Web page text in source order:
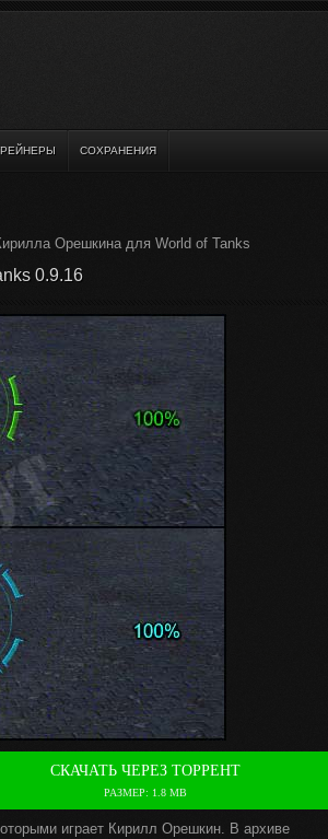
СОХРАНЕНИЯ
Орешкина для World of Tanks
0.9.16
СКАЧАТЬ ЧЕРЕЗ ТОРРЕНТ
РАЗМЕР: 1.8 MВ
играет Кирилл Орешкин. В архиве